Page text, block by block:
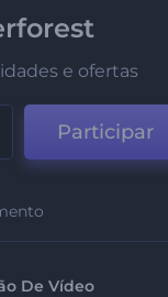
e ofertas
Participar
De Vídeo